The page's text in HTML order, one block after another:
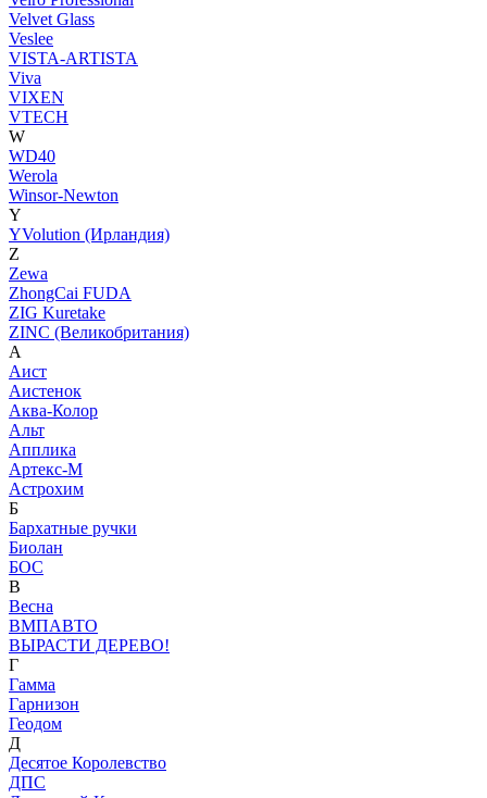
Velvet Glass
Veslee
VISTA-ARTISTA
Viva
VIXEN
VTECH
W
WD40
Werola
Winsor-Newton
Y
YVolution (Ирландия)
Z
Zewa
ZhongCai FUDA
ZIG Kuretake
ZINC (Великобритания)
А
Аист
Аистенок
Аква-Колор
Альт
Апплика
Артекс-М
Астрохим
Б
Бархатные ручки
Биолан
БОС
В
Весна
ВМПАВТО
ВЫРАСТИ ДЕРЕВО!
Г
Гамма
Гарнизон
Геодом
Д
Десятое Королевство
ДПС